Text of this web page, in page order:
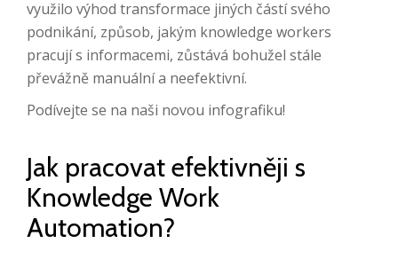
využilo výhod transformace jiných částí svého
podnikání, způsob, jakým knowledge workers
pracují s informacemi, zůstává bohužel stále
převážně manuální a neefektivní.
Podívejte se na naši novou infografiku!
Jak pracovat efektivněji s
Knowledge Work
Automation?